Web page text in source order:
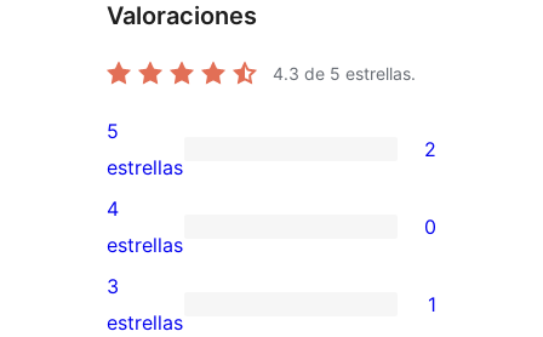
Valoraciones
4.3 de 5 estrellas.
2
valoraciones
de
5
estrellas
5
estrellas
2
0
valoraciones
de
4
estrellas
0
1
3
estrellas
1